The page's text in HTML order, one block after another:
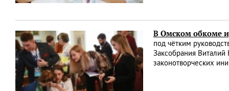
В Омском обкоме
под чётким
Заксобрания Виталий
законотворческих